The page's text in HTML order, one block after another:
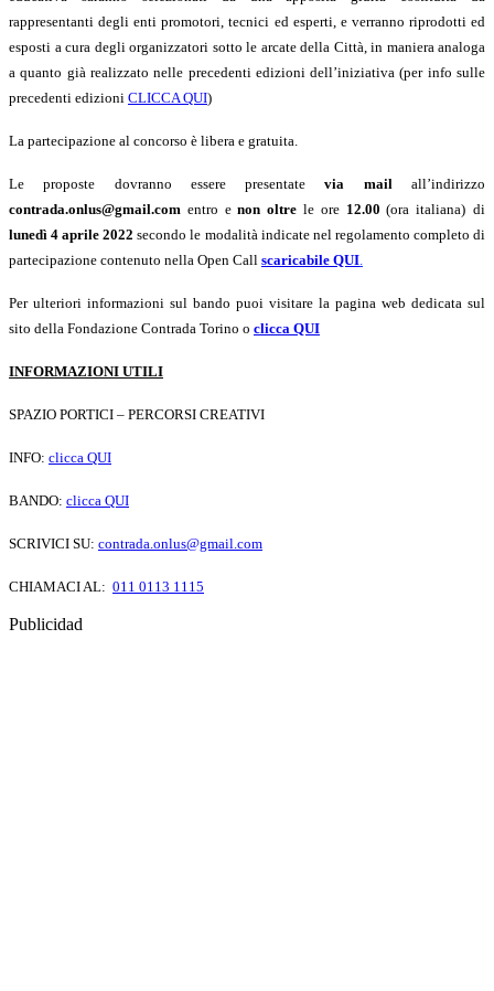
rappresentanti degli enti promotori, tecnici ed esperti, e verranno riprodotti ed
esposti a cura degli organizzatori sotto le arcate della Città , in maniera analoga
a quanto già realizzato nelle precedenti edizioni dell’iniziativa (per info sulle
precedenti edizioni CLICCA QUI)
La partecipazione al concorso è libera e gratuita.
Le proposte dovranno essere presentatevia mailall’indirizzo
contrada.onlus@gmail.com entro enon oltrele ore12.00(ora italiana) di
lunedì 4 aprile 2022secondo le modalità indicate nel regolamento completo di
partecipazione contenuto nella Open Call scaricabile QUI
Per ulteriori informazioni sul bando puoi visitare la pagina web dedicata sul
sito della Fondazione Contrada Torino o clicca QUI
INFORMAZIONI UTILI
SPAZIO PORTICI – PERCORSI CREATIVI
INFO: clicca QUI
BANDO: clicca QUI
SCRIVICI SU: contrada.onlus@gmail.com
CHIAMACI AL: 011 0113 1115
Publicidad